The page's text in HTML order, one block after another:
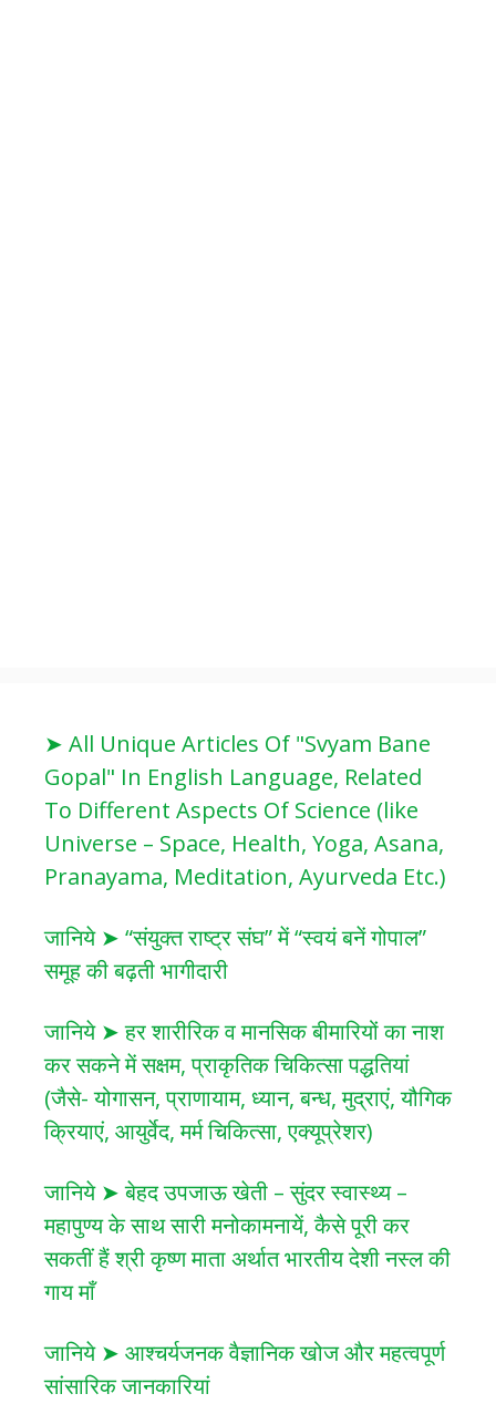
➤ All Unique Articles Of "Svyam Bane
Gopal" In English Language, Related
To Different Aspects Of Science (like
Universe – Space, Health, Yoga, Asana,
Pranayama, Meditation, Ayurveda Etc.)
जानिये ➤ “संयुक्त राष्ट्र संघ” में “स्वयं बनें गोपाल”
समूह की बढ़ती भागीदारी
जानिये ➤ हर शारीरिक व मानसिक बीमारियों का नाश
कर सकने में सक्षम, प्राकृतिक चिकित्सा पद्धतियां
(जैसे- योगासन, प्राणायाम, ध्यान, बन्ध, मुद्राएं, यौगिक
क्रियाएं, आयुर्वेद, मर्म चिकित्सा, एक्यूप्रेशर)
जानिये ➤ बेहद उपजाऊ खेती – सुंदर स्वास्थ्य –
महापुण्य के साथ सारी मनोकामनायें, कैसे पूरी कर
सकतीं हैं श्री कृष्ण माता अर्थात भारतीय देशी नस्ल की
गाय माँ
जानिये ➤ आश्चर्यजनक वैज्ञानिक खोज और महत्वपूर्ण
सांसारिक जानकारियां